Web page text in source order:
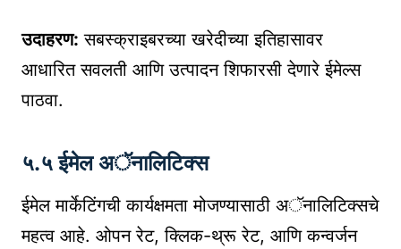
उदाहरण: सबस्क्राइबरच्या खरेदीच्या इतिहासावर
आधारित सवलती आणि उत्पादन शिफारसी देणारे ईमेल्स
पाठवा.
५.५ ईमेल अॅनालिटिक्स
ईमेल मार्केटिंगची कार्यक्षमता मोजण्यासाठी अॅनालिटिक्सचे
महत्व आहे. ओपन रेट, क्लिक-थ्रू रेट, आणि कन्वर्जन